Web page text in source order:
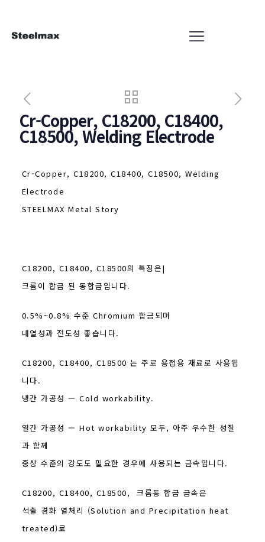
Cr-Copper, C18200, C18400,
C18500, Welding Electrode
Cr-Copper, C18200, C18400, C18500, Welding
Electrode
STEELMAX Metal Story
C18200, C18400, C18500의 특징은|
크롬이 합금 된 동합금입니다.
0.5%~0.8% 수준 Chromium 합금되며
내열성과 전도성 좋습니다.
C18200, C18400, C18500 는 주로 용접용 재료로 사용됩
니다.
냉간 가공성 — Cold workability.
열간 가공성 — Hot workability 모두, 아주 우수한 성질
과 함께
중상 수준의 강도도 필요한 경우에 사용되는 금속입니다.
C18200, C18400, C18500, 크롬동 합금 금속은
석출 경화 열처리 (Solution and Precipitation heat
treated)로